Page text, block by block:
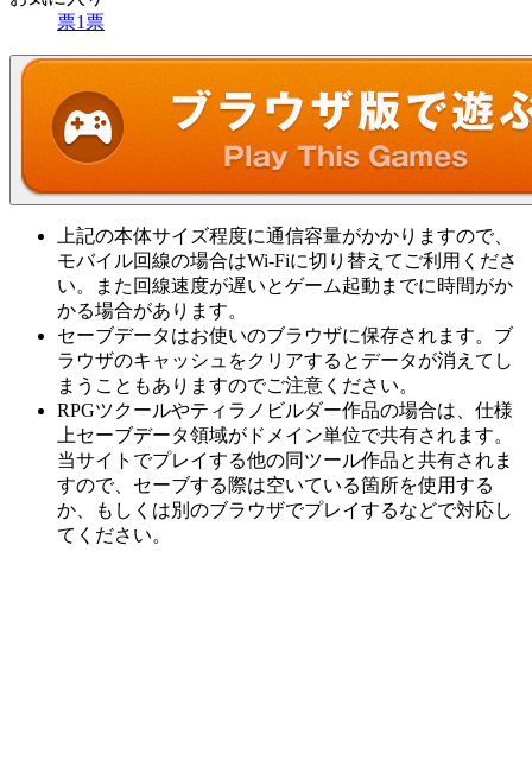
票1 票
上記の本体サイズ程度に通信容量がかかりますので、
モバイル回線の場合はWi-Fiに切り替えてご利用くださ
い。また回線速度が遅いとゲーム起動までに時間がか
かる場合があります。
セーブデータはお使いのブラウザに保存されます。ブ
ラウザのキャッシュをクリアするとデータが消えてし
まうこともありますのでご注意ください。
RPGツクールやティラノビルダー作品の場合は、仕様
上セーブデータ領域がドメイン単位で共有されます。
当サイトでプレイする他の同ツール作品と共有されま
すので、セーブする際は空いている箇所を使用する
か、もしくは別のブラウザでプレイするなどで対応し
てください。